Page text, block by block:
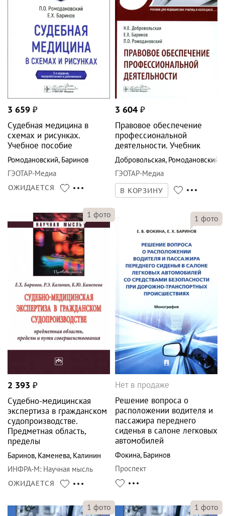
3 659 ₽
Судебная медицина в
схемах и рисунках.
Учебное пособие
Ромодановский, Баринов
ГЭОТАР-Медиа
ОЖИДАЕТСЯ
3 604 ₽
Правовое обеспечение
профессиональной
деятельности. Учебник
Добровольская, Ромодановский
ГЭОТАР-Медиа
В КОРЗИНУ
1 фото
2 393 ₽
Судебно-медицинская
экспертиза в гражданском
судопроизводстве.
Предметная область,
пределы
Баринов, Каменева, Калинин
ИНФРА-М: Научная мысль
ОЖИДАЕТСЯ
1 фото
Нет в продаже
Решение вопроса о
расположении водителя и
пассажира переднего
сиденья в салоне легковых
автомобилей
Фокина, Баринов
Проспект
1 фото 1 фото